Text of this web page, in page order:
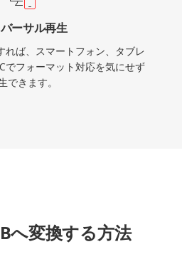
ーサル再生
れば、スマートフォン、タブレ
でフォーマット対応を気にせず
できます。
へ変換する方法